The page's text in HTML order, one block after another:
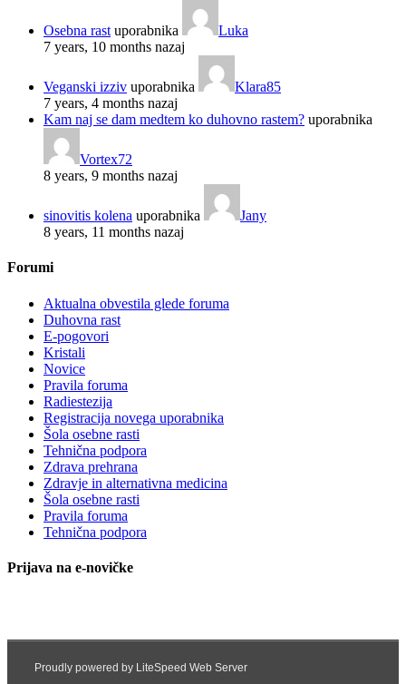
Osebna rast uporabnika
Luka
7 years, 10 months nazaj
Veganski izziv uporabnika
Klara85
7 years, 4 months nazaj
Kam naj se dam medtem ko duhovno rastem? uporabnika
Vortex72
8 years, 9 months nazaj
sinovitis kolena uporabnika
Jany
8 years, 11 months nazaj
Forumi
Aktualna obvestila glede foruma
Duhovna rast
E-pogovori
Kristali
Novice
Pravila foruma
Radiestezija
Registracija novega uporabnika
Šola osebne rasti
Tehnična podpora
Zdrava prehrana
Zdravje in alternativna medicina
Šola osebne rasti
Pravila foruma
Tehnična podpora
Prijava na e-novičke